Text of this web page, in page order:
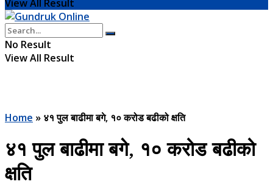
View All Result
No Result
View All Result
Home » ४१ पुल बाढीमा बगे, १० करोड बढीको क्षति
४१ पुल बाढीमा बगे, १० करोड बढीको
क्षति